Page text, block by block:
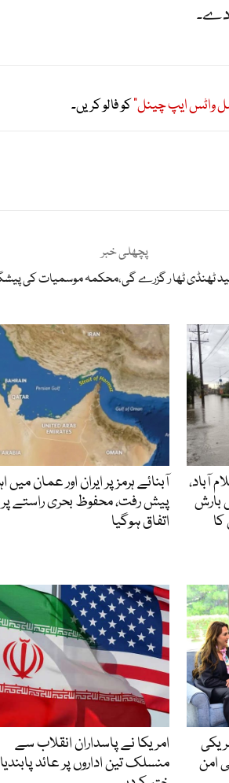
دے۔
واٹس ایپ چینل"کو فالو کریں۔
پچھلی خبر
ٹھنڈی ٹھا ر گزرے گی،محکمہ موسمیات کی
آبنائے ہرمز پر ایران اور عمان میں
پیش رفت، محفوظ بحری راستے پر
اتفاق ہوگیا
آباد،
بارش
امریکا نے پاسداران انقلاب سے
منسلک تین اداروں پر عائد
امن